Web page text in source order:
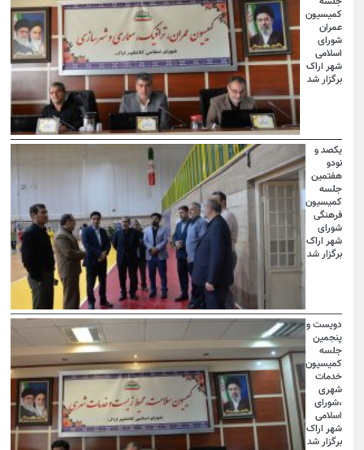
کمیسیون
عمران
شورای
اسلامی
شهر اراک
برگزار شد
یکصد و
نودو
هفتمین
جلسه
کمیسیون
فرهنگی
شورای
شهر اراک
برگزار شد
دویست و
پنجمین
جلسه
کمیسیون
خدمات
شهری
،شورای
اسلامی
شهر اراک
برگزار شد